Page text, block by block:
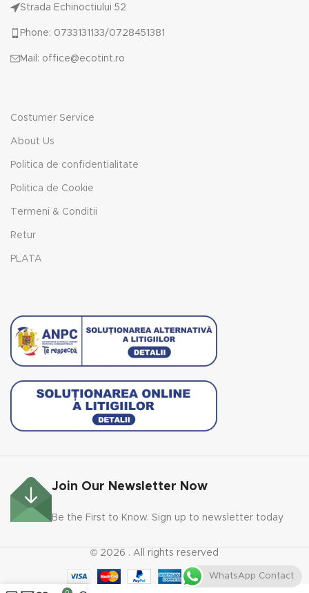
Strada Echinoctiului 52
Phone: 0733131133/0728451381
Mail: office@ecotint.ro
Costumer Service
About Us
Politica de confidentialitate
Politica de Cookie
Termeni & Conditii
Retur
PLATA
Join Our Newsletter Now
Be the First to Know. Sign up to newsletter today
© 2026 . All rights reserved
WhatsApp Contact